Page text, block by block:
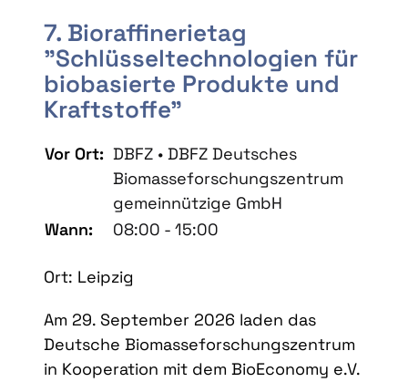
7. Bioraffinerietag
"Schlüsseltechnologien für
biobasierte Produkte und
Kraftstoffe"
Vor Ort: DBFZ • DBFZ Deutsches
Biomasseforschungszentrum
gemeinnützige GmbH
Wann:
08:00 - 15:00
Ort: Leipzig
Am 29. September 2026 laden das
Deutsche Biomasseforschungszentrum
in Kooperation mit dem BioEconomy e.V.